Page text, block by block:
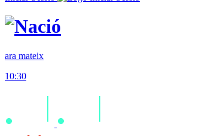
ara mateix
10:30